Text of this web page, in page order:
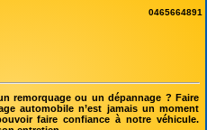
0465664891
remorquage ou un dépannage ? Faire
automobile n’est jamais un moment
faire confiance à notre véhicule.